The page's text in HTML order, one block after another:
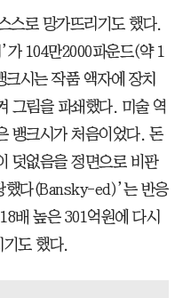
스로 망가뜨리기도 했다.
가 104만2000파운드(약 1
시는 작품 액자에 장치
그림을 파쇄했다. 미술 역
뱅크시가 처음이었다. 돈
덧없음을 정면으로 비판
했다(Bansky-ed)’는 반응
배 높은 301억원에 다시
도 했다.